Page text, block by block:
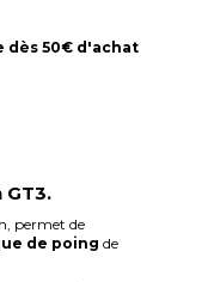
dès 50€ d'achat
permet de
de poing de